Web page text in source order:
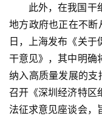
此外，在我国干
地方政府也正在不断
日，上海发布《关于
干意见》，其中明确
纳入高质量发展的
召开《深圳经济特区
法征求意见座谈会，